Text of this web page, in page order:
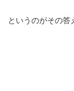
というのがその答